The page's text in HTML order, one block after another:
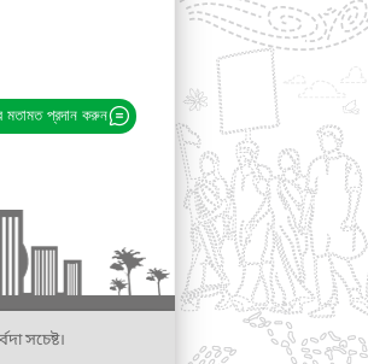
মতামত প্রদান করুন
সচেষ্ট।